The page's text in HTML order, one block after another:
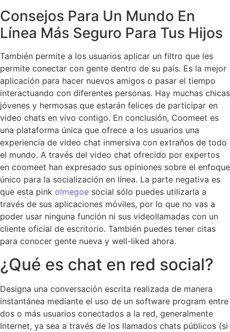
Consejos Para Un Mundo En
Línea Más Seguro Para Tus Hijos
También permite a los usuarios aplicar un filtro que les
permite conectar con gente dentro de su país. Es la mejor
aplicación para hacer nuevos amigos o pasar el tiempo
interactuando con diferentes personas. Hay muchas chicas
jóvenes y hermosas que estarán felices de participar en
video chats en vivo contigo. En conclusión, Coomeet es
una plataforma única que ofrece a los usuarios una
experiencia de video chat inmersiva con extraños de todo
el mundo. A través del video chat ofrecido por expertos
en coomeet han expresado sus opiniones sobre el enfoque
único para la socialización en línea. La parte negativa es
que esta pink olmegoe social sólo puedes utilizarla a
través de sus aplicaciones móviles, por lo que no vas a
poder usar ninguna función ni sus videollamadas con un
cliente oficial de escritorio. También puedes tener citas
para conocer gente nueva y well-liked ahora.
¿Qué es chat en red social?
Designa una conversación escrita realizada de manera
instantánea mediante el uso de un software program entre
dos o más usuarios conectados a la red, generalmente
Internet, ya sea a través de los llamados chats públicos (si